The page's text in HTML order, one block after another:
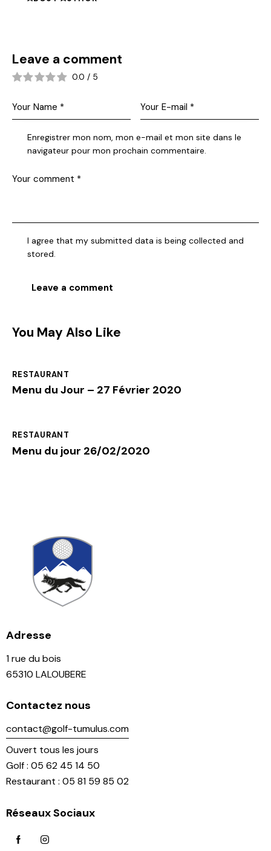
Leave a comment
0.0 / 5
Enregistrer mon nom, mon e-mail et mon site dans le
navigateur pour mon prochain commentaire.
I agree that my submitted data is being collected and
stored.
You May Also Like
RESTAURANT
Menu du Jour – 27 Février 2020
RESTAURANT
Menu du jour 26/02/2020
Adresse
1 rue du bois
65310 LALOUBERE
Contactez nous
contact@golf-tumulus.com
Ouvert tous les jours
Golf : 05 62 45 14 50
Restaurant : 05 81 59 85 02
Réseaux Sociaux